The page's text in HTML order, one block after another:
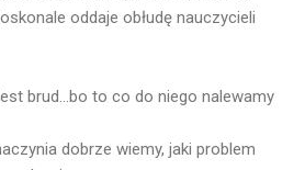
oddaje obłudę nauczycieli
brud...bo to co do niego nalewamy
dobrze wiemy, jaki problem